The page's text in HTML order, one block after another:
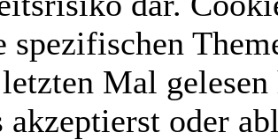
spezifischen
Mal
akzeptierst oder